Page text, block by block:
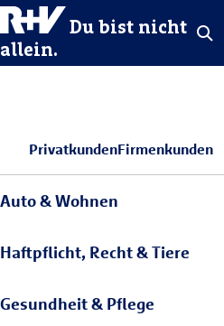
Du bist nicht
allein.
PrivatkundenFirmenkunden
Auto & Wohnen
Haftpflicht, Recht & Tiere
Gesundheit & Pflege